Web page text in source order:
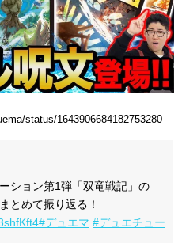
status/1643906684182753280
ション第1弾「双竜戦記」の
とめて振り返る！
#デュエマ #デュエチュー